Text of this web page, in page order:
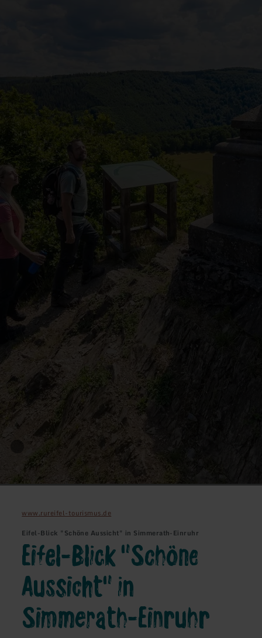
www.rureifel-tourismus.de
Eifel-Blick "Schöne Aussicht" in Simmerath-Einruhr
Eifel-Blick "Schöne
Aussicht" in
Simmerath-Einruhr